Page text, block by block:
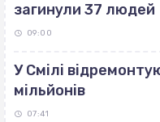
загинули 37 людей
09:00
У Смілі
мільйонів
07:41